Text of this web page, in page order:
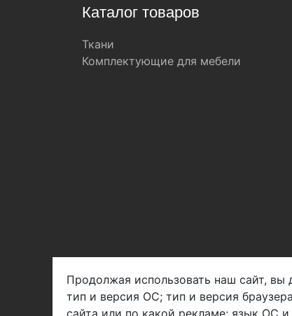
Каталог товаров
Ткани
Комплектующие для мебели
Арбен текстиль г. Щелково, пер.
Продолжая использовать наш сайт, вы
тип и версия ОС; тип и версия
сайта или по какой рекламе; язык ОС